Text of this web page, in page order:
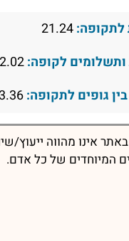
לתקופה:21.24
לקופה:2.02
גופים לתקופה:23.36
אינו מהווה ייעוץ/
המיוחדים של כל אדם.